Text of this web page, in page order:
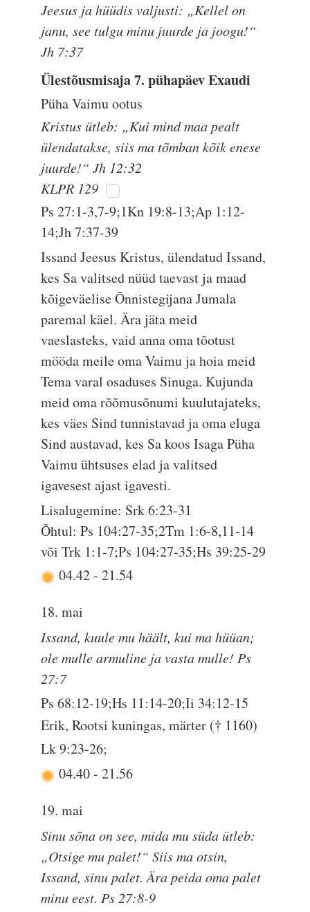
Jeesus ja hüüdis valjusti: „Kellel on
janu, see tulgu minu juurde ja joogu!“
Jh 7:37
Ülestõusmisaja 7. pühapäev Exaudi
Püha Vaimu ootus
Kristus ütleb: „Kui mind maa pealt
ülendatakse, siis ma tõmban kõik enese
juurde!“ Jh 12:32
KLPR 129
Ps 27:1-3,7-9;1Kn 19:8-13;Ap 1:12-
14;Jh 7:37-39
Issand Jeesus Kristus, ülendatud Issand,
kes Sa valitsed nüüd taevast ja maad
kõigeväelise Õnnistegijana Jumala
paremal käel. Ära jäta meid
vaeslasteks, vaid anna oma tõotust
mööda meile oma Vaimu ja hoia meid
Tema varal osaduses Sinuga. Kujunda
meid oma rõõmusõnumi kuulutajateks,
kes väes Sind tunnistavad ja oma eluga
Sind austavad, kes Sa koos Isaga Püha
Vaimu ühtsuses elad ja valitsed
igavesest ajast igavesti.
Lisalugemine: Srk 6:23-31
Õhtul: Ps 104:27-35;2Tm 1:6-8,11-14
või Trk 1:1-7;Ps 104:27-35;Hs 39:25-29
04.42-21.54
18. mai
Issand, kuule mu häält, kui ma hüüan;
ole mulle armuline ja vasta mulle! Ps
27:7
Ps 68:12-19;Hs 11:14-20;Ii 34:12-15
Erik, Rootsi kuningas, märter († 1160)
Lk 9:23-26;
04.40-21.56
19. mai
Sinu sõna on see, mida mu süda ütleb:
„Otsige mu palet!“ Siis ma otsin,
Issand, sinu palet. Ära peida oma palet
minu eest. Ps 27:8-9